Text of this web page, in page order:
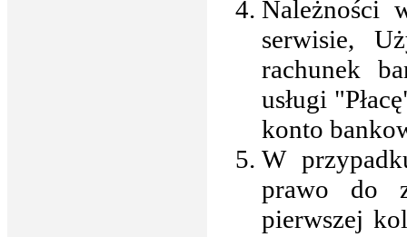
Należności
serwisie,
rachunek
usługi
konto
W
prawo do
pierwszej